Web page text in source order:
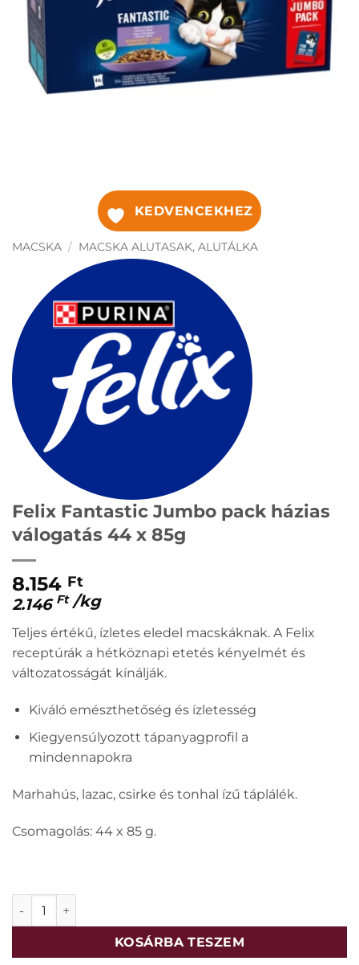
KEDVENCEKHEZ
MACSKA / MACSKA ALUTASAK, ALUTÁLKA
Felix Fantastic Jumbo pack házias
válogatás 44 x 85g
8.154 Ft
2.146 Ft /kg
Teljes értékű, ízletes eledel macskáknak. A Felix
receptúrák a hétköznapi etetés kényelmét és
változatosságát kínálják.
Kiváló emészthetőség és ízletesség
Kiegyensúlyozott tápanyagprofil a
mindennapokra
Marhahús, lazac, csirke és tonhal ízű táplálék.
Csomagolás: 44 x 85 g.
Felix Fantastic Jumbo pack házias válogatás 44 x 85g
KOSÁRBA TESZEM